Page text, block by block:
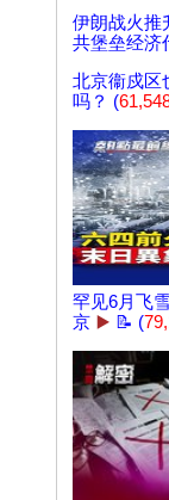
伊朗战火
共堡垒经济
北京衞戍区
吗？ (
罕见6月飞
京 ▶️ 📝 (